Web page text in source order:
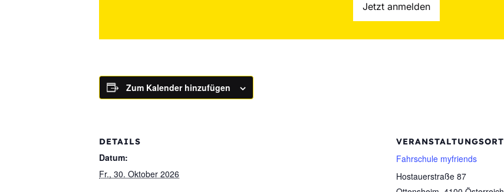
Zum Kalender hinzufügen
DETAILS
Datum:
Fr., 30. Oktober 2026
VERANSTALTUNGSORT
Fahrschule myfriends
Hostauerstraße 87